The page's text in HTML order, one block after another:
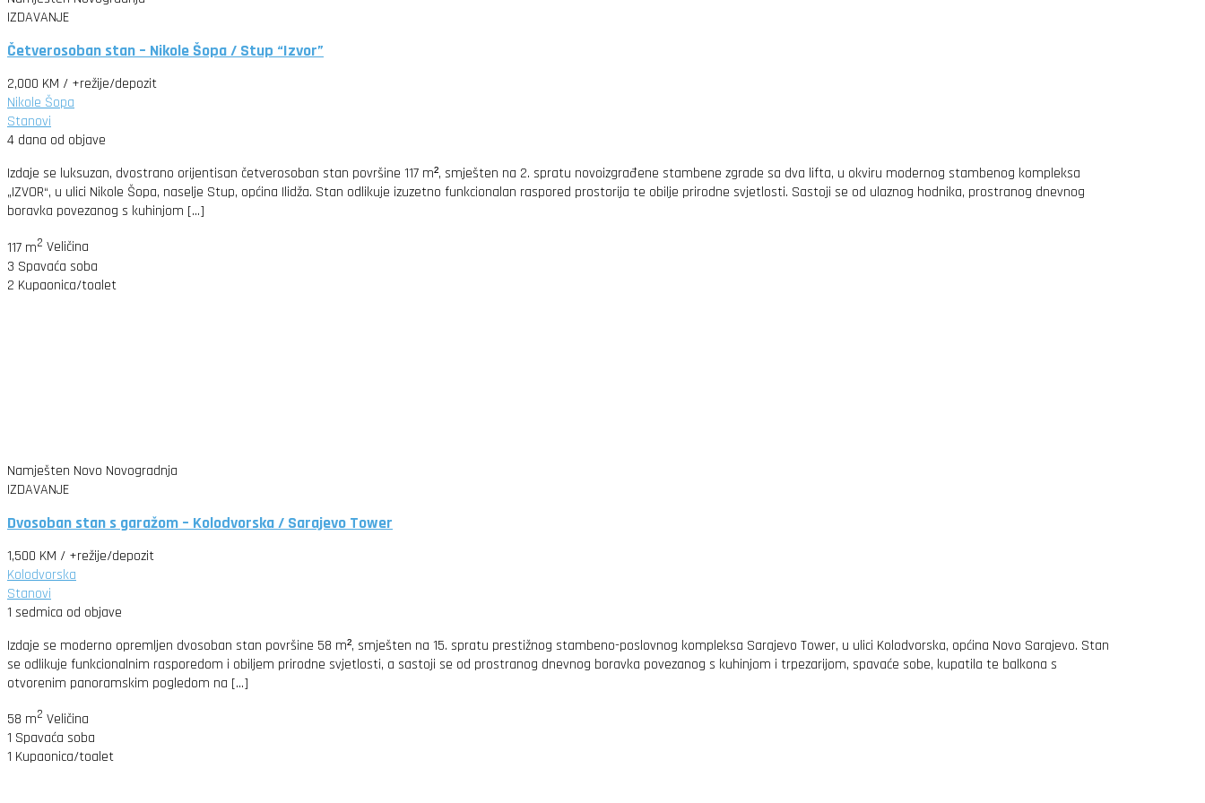
IZDAVANJE
Četverosoban stan – Nikole Šopa / Stup “Izvor”
2,000 KM / +režije/depozit
Nikole Šopa
Stanovi
4 dana od objave
Izdaje se luksuzan, dvostrano orijentisan četverosoban stan površine 117 m², smješten na 2. spratu novoizgrađene stambene zgrade sa dva lifta, u okviru modernog stambenog kompleksa
„IZVOR“, u ulici Nikole Šopa, naselje Stup, općina Ilidža. Stan odlikuje izuzetno funkcionalan raspored prostorija te obilje prirodne svjetlosti. Sastoji se od ulaznog hodnika, prostranog dnevnog
boravka povezanog s kuhinjom […]
117 m2 Veličina
3 Spavaća soba
2 Kupaonica/toalet
Namješten Novo Novogradnja
IZDAVANJE
Dvosoban stan s garažom – Kolodvorska / Sarajevo Tower
1,500 KM / +režije/depozit
Kolodvorska
Stanovi
1 sedmica od objave
Izdaje se moderno opremljen dvosoban stan površine 58 m², smješten na 15. spratu prestižnog stambeno-poslovnog kompleksa Sarajevo Tower, u ulici Kolodvorska, općina Novo Sarajevo. Stan
se odlikuje funkcionalnim rasporedom i obiljem prirodne svjetlosti, a sastoji se od prostranog dnevnog boravka povezanog s kuhinjom i trpezarijom, spavaće sobe, kupatila te balkona s
otvorenim panoramskim pogledom na […]
58 m2 Veličina
1 Spavaća soba
1 Kupaonica/toalet